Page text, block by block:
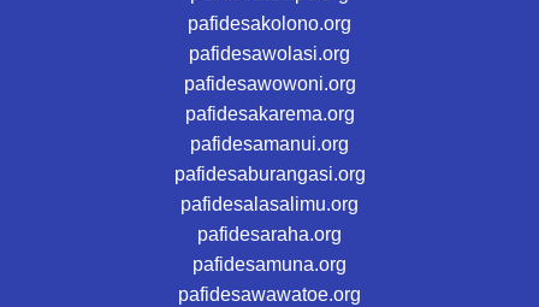
pafidesakolono.org
pafidesawolasi.org
pafidesawowoni.org
pafidesakarema.org
pafidesamanui.org
pafidesaburangasi.org
pafidesalasalimu.org
pafidesaraha.org
pafidesamuna.org
pafidesawawatoe.org